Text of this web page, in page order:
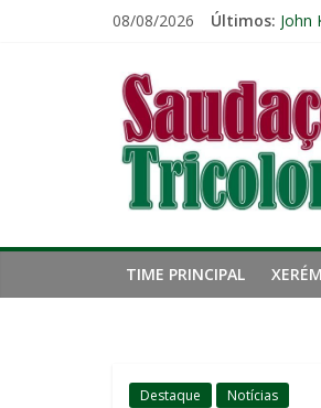
08/08/2026 Últimos: John
Cria
TIME PRINCIPAL XERÉM
Destaque Notícias